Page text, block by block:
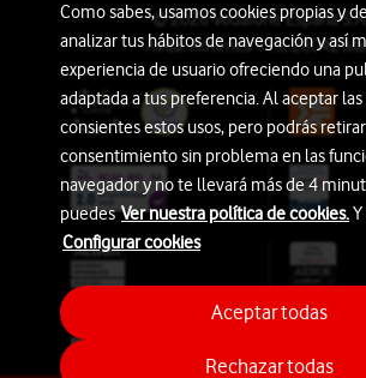
© 2026 Vodafone España
Avda. América 115, 28042
Como sabes, usamos cookies propias y
analizar tus hábitos de navegación y así
experiencia de usuario ofreciendo una
adaptada a tus preferencia. Al aceptar
consientes estos usos, pero podrás
consentimiento sin problema en las
navegador y no te llevará más de 4
puedesVer nuestra política de cookies.
Configurar cookies
Rechazar todas
Aceptar todas